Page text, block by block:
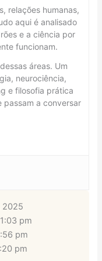
relações humanas,
aqui é analisado
e a ciência por
funcionam.
áreas. Um
neurociência,
e filosofia prática
passam a conversar
2025
pm
pm
pm